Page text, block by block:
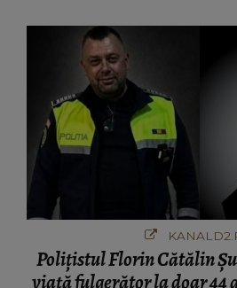
Polițistul Florin Cătălin
viață fulgerător la doar 44